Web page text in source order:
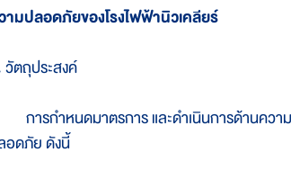
ามปลอดภัยของโรงไฟฟ้านิวเคลียร์
ตถุประสงค์
การกำหนดมาตรการ และดำเนินการด้านควา
อดภัย ดังนี้